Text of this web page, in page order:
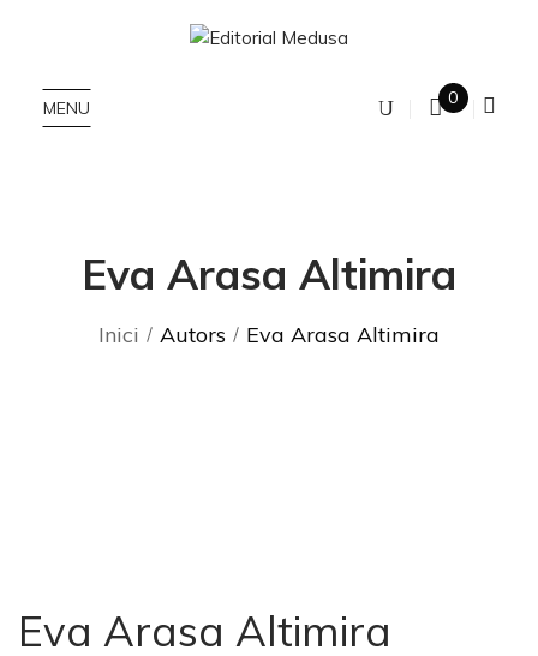
MENU 0
Eva Arasa Altimira
Inici Autors Eva Arasa Altimira
Eva Arasa Altimira